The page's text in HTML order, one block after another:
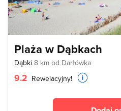
Plaża w Dąbkach
Dąbki 8 km od Darłówka
9.2 Rewelacyjny!